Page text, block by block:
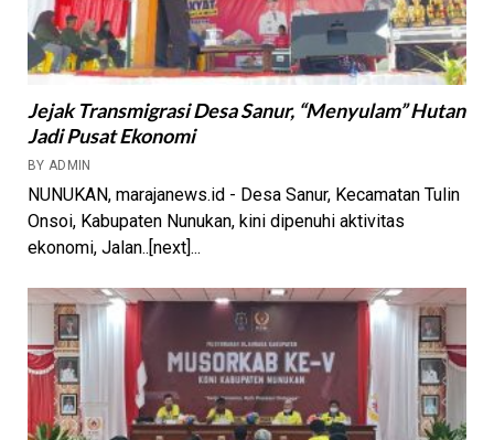
Jejak Transmigrasi Desa Sanur, “Menyulam” Hutan
Jadi Pusat Ekonomi
BY ADMIN
NUNUKAN, marajanews.id - Desa Sanur, Kecamatan Tulin
Onsoi, Kabupaten Nunukan, kini dipenuhi aktivitas
ekonomi, Jalan..[next]...